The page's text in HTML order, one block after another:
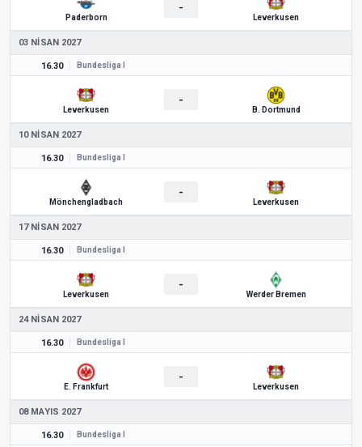
Paderborn
-
Leverkusen
03 NISAN 2027
16.30 Bundesliga I
Leverkusen
-
B. Dortmund
10 NISAN 2027
16.30 Bundesliga I
Mönchengladbach
-
Leverkusen
17 NISAN 2027
16.30 Bundesliga I
Leverkusen
-
Werder Bremen
24 NISAN 2027
16.30 Bundesliga I
E. Frankfurt
-
Leverkusen
08 MAYIS 2027
16.30 Bundesliga I